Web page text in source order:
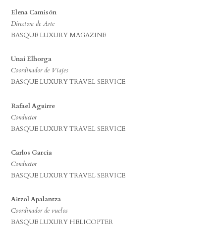
Elena Camisón
Directora de Arte
BASQUE LUXURY MAGAZINE
Unai Elhorga
Coordinador de Viajes
BASQUE LUXURY TRAVEL SERVICE
Rafael Aguirre
Conductor
BASQUE LUXURY TRAVEL SERVICE
Carlos García
Conductor
BASQUE LUXURY TRAVEL SERVICE
Aitzol Apalantza
Coordinador de vuelos
BASQUE LUXURY HELICOPTER